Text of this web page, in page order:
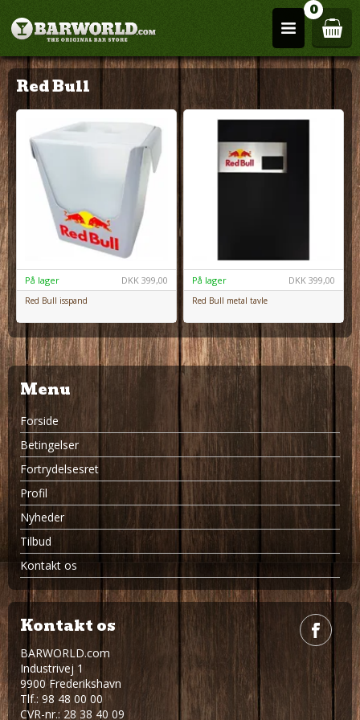
0
Red Bull
DKK 399,00
På lager
Red Bull isspand
DKK 399,00
På lager
Red Bull metal tavle
Menu
Forside
Betingelser
Fortrydelsesret
Profil
Nyheder
Tilbud
Kontakt os
Kontakt os
BARWORLD.com
Industrivej 1
9900 Frederikshavn
Tlf.: 98 48 00 00
CVR-nr.: 28 38 40 09